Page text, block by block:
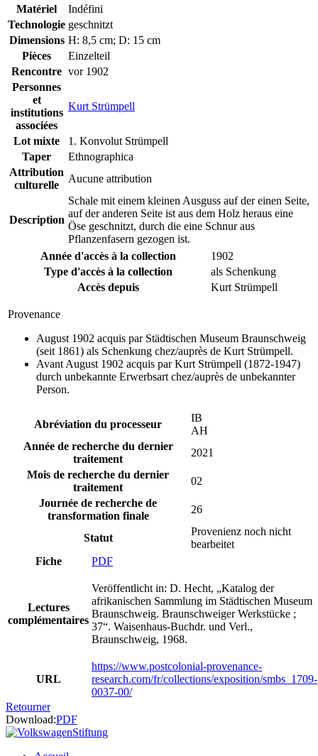
Matériel
Indéfini
Technologie geschnitzt
Dimensions H: 8,5 cm; D: 15 cm
Pièces
Einzelteil
Rencontre vor 1902
Personnes
et
institutions
associées
Kurt Strümpell
Lot mixte
1. Konvolut Strümpell
Taper
Ethnographica
Attribution
culturelle
Aucune attribution
Description
Schale mit einem kleinen Ausguss auf der einen Seite,
auf der anderen Seite ist aus dem Holz heraus eine
Öse geschnitzt, durch die eine Schnur aus
Pflanzenfasern gezogen ist.
Année d'accès à la collection
1902
Type d'accès à la collection
als Schenkung
Accès depuis
Kurt Strümpell
Provenance
August 1902 acquis par Städtischen Museum Braunschweig
(seit 1861) als Schenkung chez/auprès de Kurt Strümpell.
Avant August 1902 acquis par Kurt Strümpell (1872-1947)
durch unbekannte Erwerbsart chez/auprès de unbekannter
Person.
Abréviation du processeur
IB
AH
Année de recherche du dernier
traitement
2021
Mois de recherche du dernier
traitement
02
Journée de recherche de
transformation finale
26
Statut
Provenienz noch nicht
bearbeitet
Fiche
PDF
Lectures
complémentaires
Veröffentlicht in: D. Hecht, „Katalog der
afrikanischen Sammlung im Städtischen Museum
Braunschweig. Braunschweiger Werkstücke ;
37“. Waisenhaus-Buchdr. und Verl.,
Braunschweig, 1968.
URL
https://www.postcolonial-provenance-
research.com/fr/collections/exposition/smbs_1709-
0037-00/
Retourner
Download:PDF